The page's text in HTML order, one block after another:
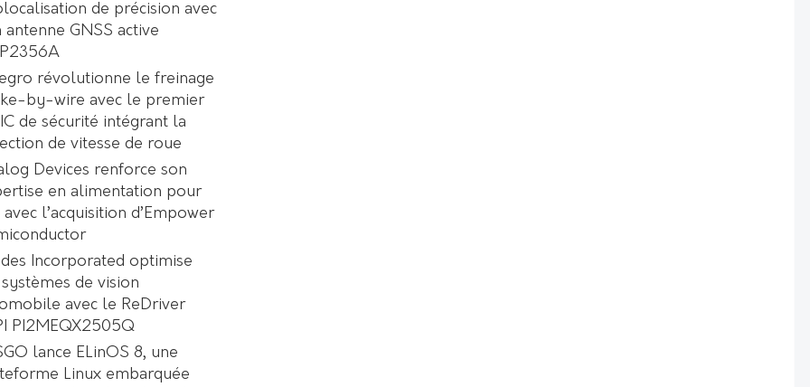
de précision avec
antenne GNSS active
révolutionne le freinage
by-wire avec le premier
de sécurité intégrant la
de vitesse de roue
Devices renforce son
en alimentation pour
avec l’acquisition d’Empower
Incorporated optimise
de vision
avec le ReDriver
PI2MEQX2505Q
lance ELinOS 8, une
Linux embarquée